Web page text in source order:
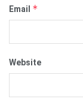
Email *
Website